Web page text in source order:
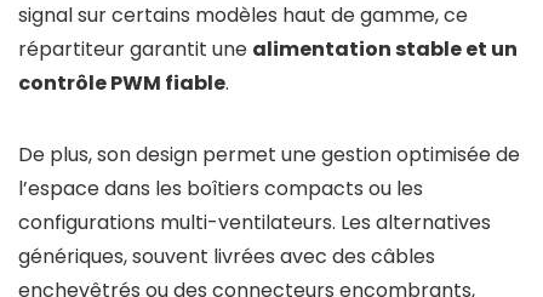
signal sur certains modèles haut de gamme, ce
répartiteur garantit une alimentation stable et un
contrôle PWM fiable.
De plus, son design permet une gestion optimisée de
l’espace dans les boîtiers compacts ou les
configurations multi-ventilateurs. Les alternatives
génériques, souvent livrées avec des câbles
enchevêtrés ou des connecteurs encombrants,